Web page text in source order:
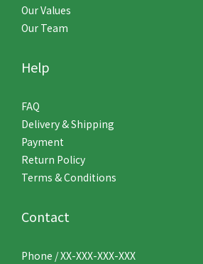
Our Values
Our Team
Help
FAQ
Delivery & Shipping
Payment
Return Policy
Terms & Conditions
Contact
Phone / XX-XXX-XXX-XXX